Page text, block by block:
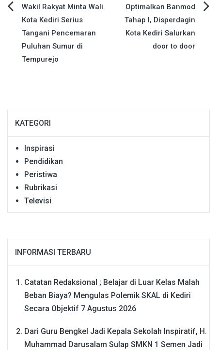
Navigasi
pos
Wakil Rakyat Minta Wali
Kota Kediri Serius
Tangani Pencemaran
Puluhan Sumur di
Tempurejo
Optimalkan Banmod
Tahap I, Disperdagin
Kota Kediri Salurkan
door to door
KATEGORI
Inspirasi
Pendidikan
Peristiwa
Rubrikasi
Televisi
INFORMASI TERBARU
Catatan Redaksional ; Belajar di Luar Kelas Malah
Beban Biaya? Mengulas Polemik SKAL di Kediri
Secara Objektif 7 Agustus 2026
Dari Guru Bengkel Jadi Kepala Sekolah Inspiratif, H.
Muhammad Darusalam Sulap SMKN 1 Semen Jadi